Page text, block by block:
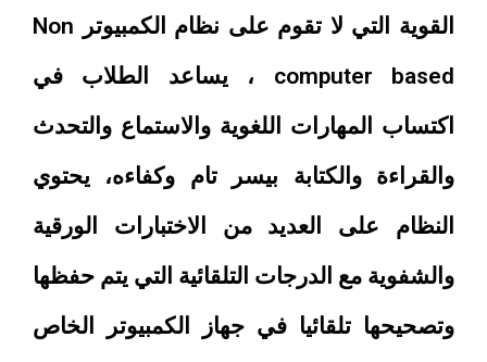
القوية التي لا تقوم على نظام الكمبيوتر Non
computer based ، يساعد الطلاب في
اكتساب المهارات اللغوية والاستماع والتحدث
والقراءة والكتابة بيسر تام وكفاءه، يحتوي
النظام على العديد من الاختبارات الورقية
والشفوية مع الدرجات التلقائية التي يتم حفظها
وتصحيحها تلقائيا في جهاز الكمبيوتر الخاص